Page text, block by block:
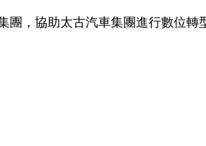
團，協助太古汽車集團進行數位轉